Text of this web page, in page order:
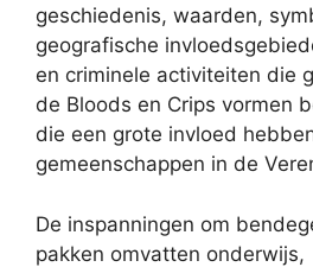
geschiedenis, waarden,
geografische
en criminele activiteiten die
de Bloods en Crips vormen
die een grote invloed
gemeenschappen in de
De inspanningen om
pakken omvatten onderwijs,